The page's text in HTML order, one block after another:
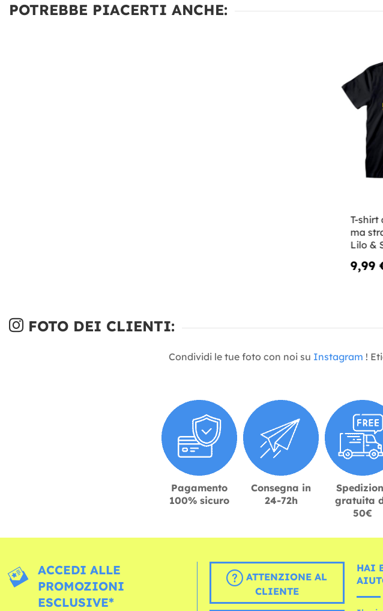
POTREBBE PIACERTI ANCHE:
T-shirt
ma
Lilo &
9,99
FOTO DEI CLIENTI:
Condividi le tue foto con noi su Instagram !
Pagamento
100% sicuro
Consegna in
24-72h
gratuita
50€
ACCEDI ALLE
PROMOZIONI
ESCLUSIVE*
ATTENZIONE AL
CLIENTE
HAI